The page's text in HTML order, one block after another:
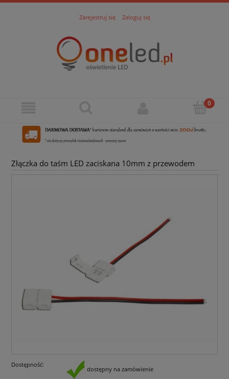
Zarejestruj się Zaloguj się
Złączka do taśm LED zaciskana 10mm z przewodem
Dostępność:
dostępny na zamówienie